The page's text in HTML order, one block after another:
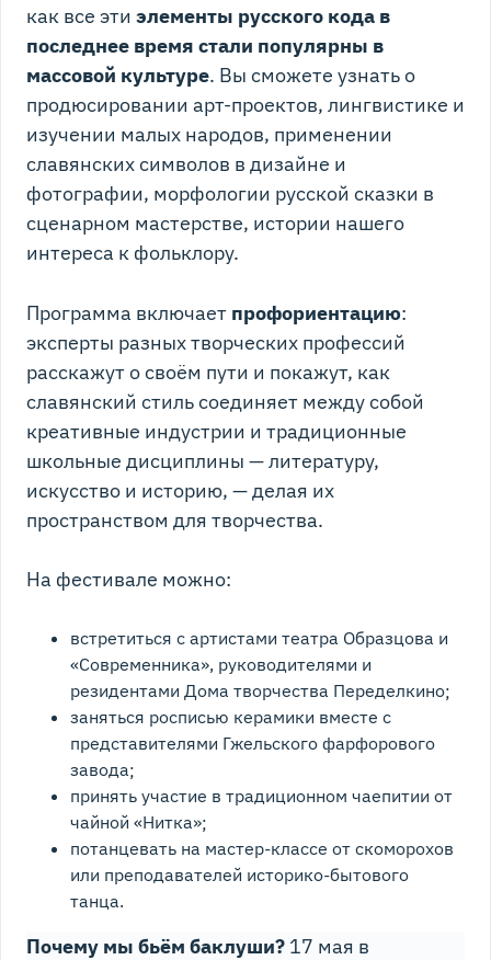
как все эти элементы русского кода в
последнее время стали популярны в
массовой культуре. Вы сможете узнать о
продюсировании арт-проектов, лингвистике и
изучении малых народов, применении
славянских символов в дизайне и
фотографии, морфологии русской сказки в
сценарном мастерстве, истории нашего
интереса к фольклору.
Программа включает профориентацию:
эксперты разных творческих профессий
расскажут о своём пути и покажут, как
славянский стиль соединяет между собой
креативные индустрии и традиционные
школьные дисциплины — литературу,
искусство и историю, — делая их
пространством для творчества.
На фестивале можно:
встретиться с артистами театра Образцова и
«Современника», руководителями и
резидентами Дома творчества Переделкино;
заняться росписью керамики вместе с
представителями Гжельского фарфорового
завода;
принять участие в традиционном чаепитии от
чайной «Нитка»;
потанцевать на мастер-классе от скоморохов
или преподавателей историко-бытового
танца.
Почему мы бьём баклуши? 17 мая в